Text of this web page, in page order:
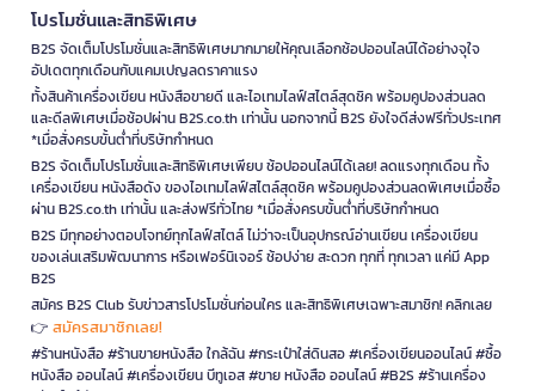
โปรโมชั่นและสิทธิพิเศษ
B2S จัดเต็มโปรโมชั่นและสิทธิพิเศษมากมายให้คุณเลือกช้อปออนไลน์ได้อย่างจุใจ
อัปเดตทุกเดือนกับแคมเปญลดราคาแรง
ทั้งสินค้าเครื่องเขียน หนังสือขายดี และไอเทมไลฟ์สไตล์สุดชิค พร้อมคูปองส่วนลด
และดีลพิเศษเมื่อช้อปผ่าน B2S.co.th เท่านั้น นอกจากนี้ B2S ยังใจดีส่งฟรีทั่วประเทศ
*เมื่อสั่งครบขั้นต่ำที่บริษัทกำหนด
B2S จัดเต็มโปรโมชั่นและสิทธิพิเศษเพียบ ช้อปออนไลน์ได้เลย! ลดแรงทุกเดือน ทั้ง
เครื่องเขียน หนังสือดัง ของไอเทมไลฟ์สไตล์สุดชิค พร้อมคูปองส่วนลดพิเศษเมื่อซื้อ
ผ่าน B2S.co.th เท่านั้น และส่งฟรีทั่วไทย *เมื่อสั่งครบขั้นต่ำที่บริษัทกำหนด
B2S มีทุกอย่างตอบโจทย์ทุกไลฟ์สไตล์ ไม่ว่าจะเป็นอุปกรณ์อ่านเขียน เครื่องเขียน
ของเล่นเสริมพัฒนาการ หรือเฟอร์นิเจอร์ ช้อปง่าย สะดวก ทุกที่ ทุกเวลา แค่มี App
B2S
สมัคร B2S Club รับข่าวสารโปรโมชั่นก่อนใคร และสิทธิพิเศษเฉพาะสมาชิก! คลิกเลย
👉 สมัครสมาชิกเลย!
#ร้านหนังสือ #ร้านขายหนังสือ ใกล้ฉัน #กระเป๋าใส่ดินสอ #เครื่องเขียนออนไลน์ #ซื้อ
หนังสือ ออนไลน์ #เครื่องเขียน บีทูเอส #ขาย หนังสือ ออนไลน์ #B2S #ร้านเครื่อง